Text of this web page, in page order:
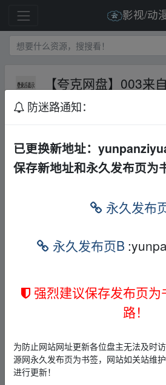
影视/动
【夸克网盘】003来
夸克网盘
【夸克网盘】003 来自星星
n.quark.cn/s/e18930866402
免责声明
2，本文内容仅代表作者本人观点，
者文责自负。
3，本文内所有链接指向的云盘网盘
关资源。
4，如您认为本站任何介绍帖侵犯了
版权投诉进行投诉，我们将在确认
在侵权后，立即删除相关介绍帖子！
防迷路通知：
已更换新地址：
保存新地址和永久发布页为
永久发布
永久发布页B
强烈建议保存发布页
路！
为防止网站网址更新各位盘主无法及时
源网永久发布页为书签，网站如关站维
进行更新！